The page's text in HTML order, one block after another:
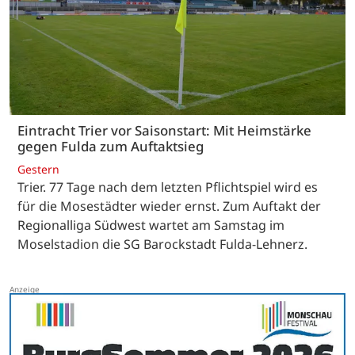
Eintracht Trier vor Saisonstart: Mit Heimstärke
gegen Fulda zum Auftaktsieg
Gestern
Trier. 77 Tage nach dem letzten Pflichtspiel wird es
für die Mosestädter wieder ernst. Zum Auftakt der
Regionalliga Südwest wartet am Samstag im
Moselstadion die SG Barockstadt Fulda-Lehnerz.